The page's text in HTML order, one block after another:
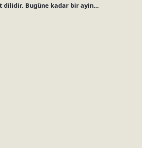
dilidir. Bugüne kadar bir ayin…